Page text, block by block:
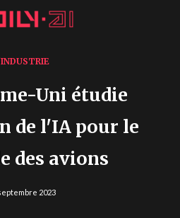
Uni étudie
de l'IA pour le
des avions
2023